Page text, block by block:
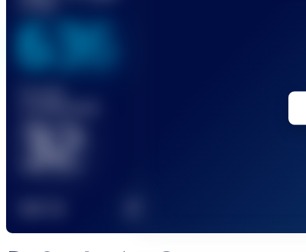
636
Gara(e)
32